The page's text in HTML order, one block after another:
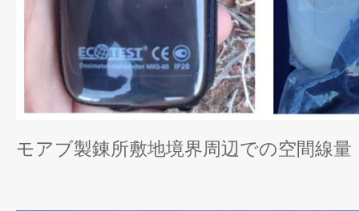
モアブ製錬所敷地境界周辺での空間線量